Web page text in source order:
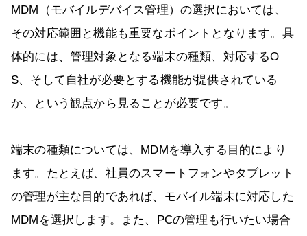
MDM（モバイルデバイス管理）の選択においては、
その対応範囲と機能も重要なポイントとなります。具
体的には、管理対象となる端末の種類、対応するO
S、そして自社が必要とする機能が提供されている
か、という観点から見ることが必要です。
端末の種類については、MDMを導入する目的により
ます。たとえば、社員のスマートフォンやタブレット
の管理が主な目的であれば、モバイル端末に対応した
MDMを選択します。また、PCの管理も行いたい場合